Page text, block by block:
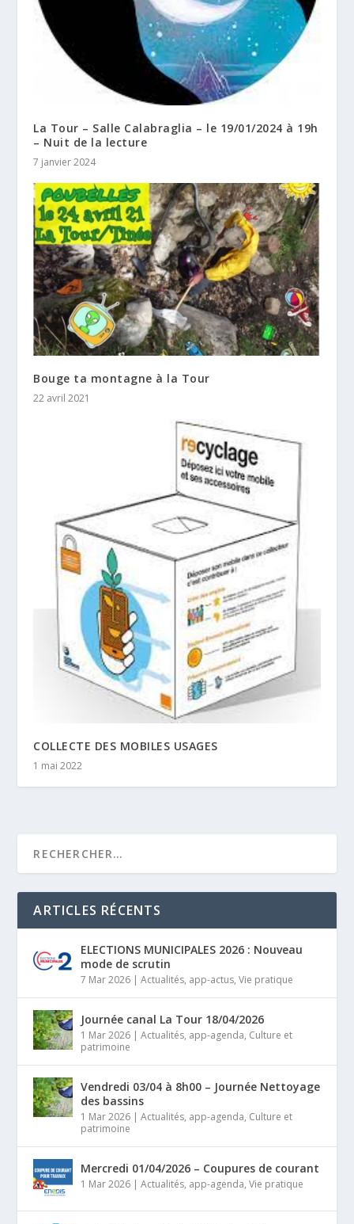
La Tour – Salle Calabraglia – le 19/01/2024 à 19h
– Nuit de la lecture
7 janvier 2024
Bouge ta montagne à la Tour
22 avril 2021
COLLECTE DES MOBILES USAGES
1 mai 2022
ARTICLES RÉCENTS
ELECTIONS MUNICIPALES 2026 : Nouveau
mode de scrutin
7 Mar 2026 |Actualités, app-actus,Vie pratique
Journée canal La Tour 18/04/2026
1 Mar 2026 |Actualités, app-agenda, Culture et
patrimoine
Vendredi 03/04 à 8h00 – Journée Nettoyage
des bassins
1 Mar 2026 |Actualités, app-agenda, Culture et
patrimoine
Mercredi 01/04/2026 – Coupures de courant
1 Mar 2026 |Actualités, app-agenda,Vie pratique